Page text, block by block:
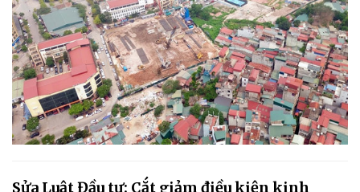
Sửa Luật Đầu tư: Cắt giảm điều kiện kinh